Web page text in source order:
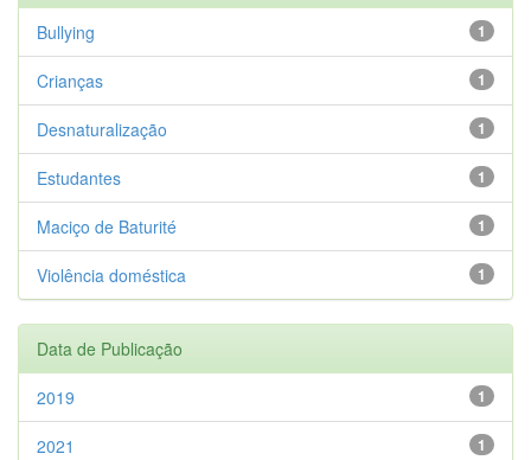
1
Bullying
1
Crianças
1
Desnaturalização
1
Estudantes
1
Maciço de Baturité
1
Violência doméstica
Data de Publicação
1
2019
1
2021